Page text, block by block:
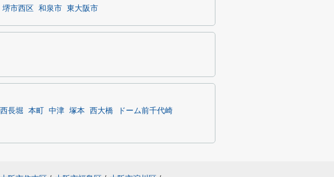
堺市西区 和泉市 東大阪市
西長堀 本町 中津 塚本 西大橋
ドーム前千代崎